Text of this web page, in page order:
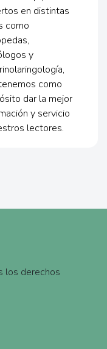
en distintas
como
y
como
dar la mejor
y servicio
lectores.
los derechos